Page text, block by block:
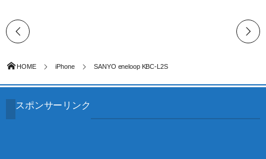
HOME iPhone SANYO eneloop KBC-L2S
スポンサーリンク